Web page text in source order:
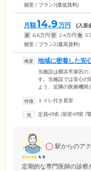
個室 / プラン1(最低賃料)
月額14.9 万円 (入居
家 6.6万円 管 2.4万円 食
個室 / プラン2(最高賃料)
地域に密着した安
ださい
当施設は横浜市泉区の
す。当施設では安心の
よう、近隣の医療機関
問医による診療も受診
おります。ご入居者様
トイレ付き居室
定員49名 /居室49室 /
4.6
駅からのア
定期的な専門医師の診